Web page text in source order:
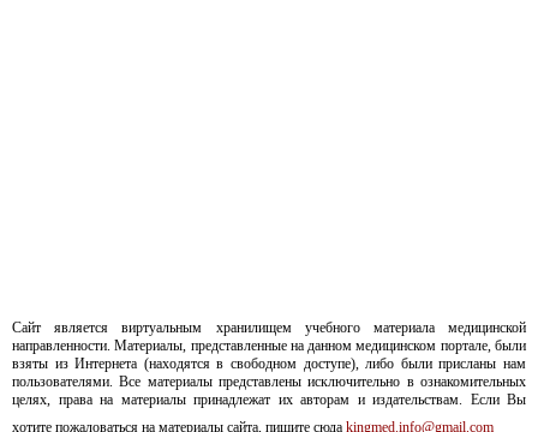
Сайт является виртуальным хранилищем учебного материала медицинской
направленности. Материалы, представленные на данном медицинском портале, были
взяты из Интернета (находятся в свободном доступе), либо были присланы нам
пользователями. Все материалы представлены исключительно в ознакомительных
целях, права на материалы принадлежат их авторам и издательствам. Если Вы
хотите пожаловаться на материалы сайта, пишите сюда kingmed.info@gmail.com